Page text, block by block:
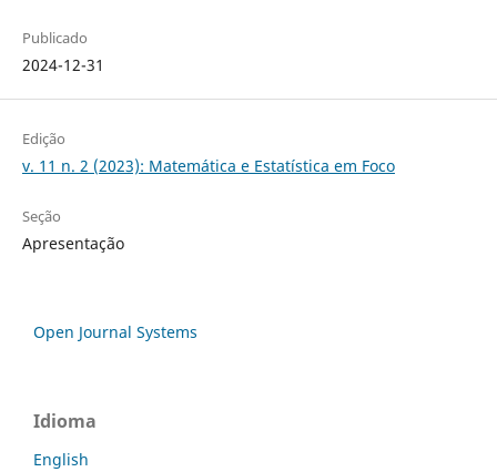
Publicado
2024-12-31
Edição
v. 11 n. 2 (2023): Matemática e Estatística em Foco
Seção
Apresentação
Open Journal Systems
Idioma
English